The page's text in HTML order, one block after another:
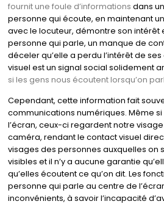
fournit une foule d’informations dans
personne qui écoute, en maintenant
avec le locuteur, démontre son intérêt
personne qui parle, un manque de
déceler qu’elle a perdu l’intérêt de
visuel est un signal social solidement
si les gens nous écoutent lorsqu’on
Cependant, cette information fait
communications numériques. Même
l’écran, ceux-ci regardent notre
caméra, rendant le contact visuel
visages des personnes auxquelles on
visibles et il n’y a aucune garantie
qu’elles écoutent ce qu’on dit. Les
personne qui parle au centre de
inconvénients, à savoir l’incapacité